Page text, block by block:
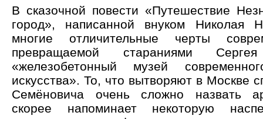
В сказочной повести «Путешествие
город», написанной внуком Николая
многие отличительные черты
превращаемой стараниями
«железобетонный музей
искусства». То, что вытворяют в Москве
Семёновича очень сложно назвать
скорее напоминает некоторую